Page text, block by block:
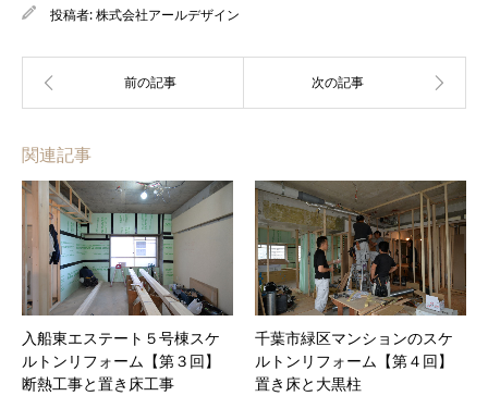
投稿者:株式会社アールデザイン
関連記事
入船東エステート５号棟スケ
ルトンリフォーム【第３回】
断熱工事と置き床工事
千葉市緑区マンションのスケ
ルトンリフォーム【第４回】
置き床と大黒柱